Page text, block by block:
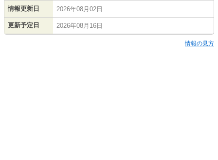
情報更新日 2026年08月02日
更新予定日 2026年08月16日
情報の見方